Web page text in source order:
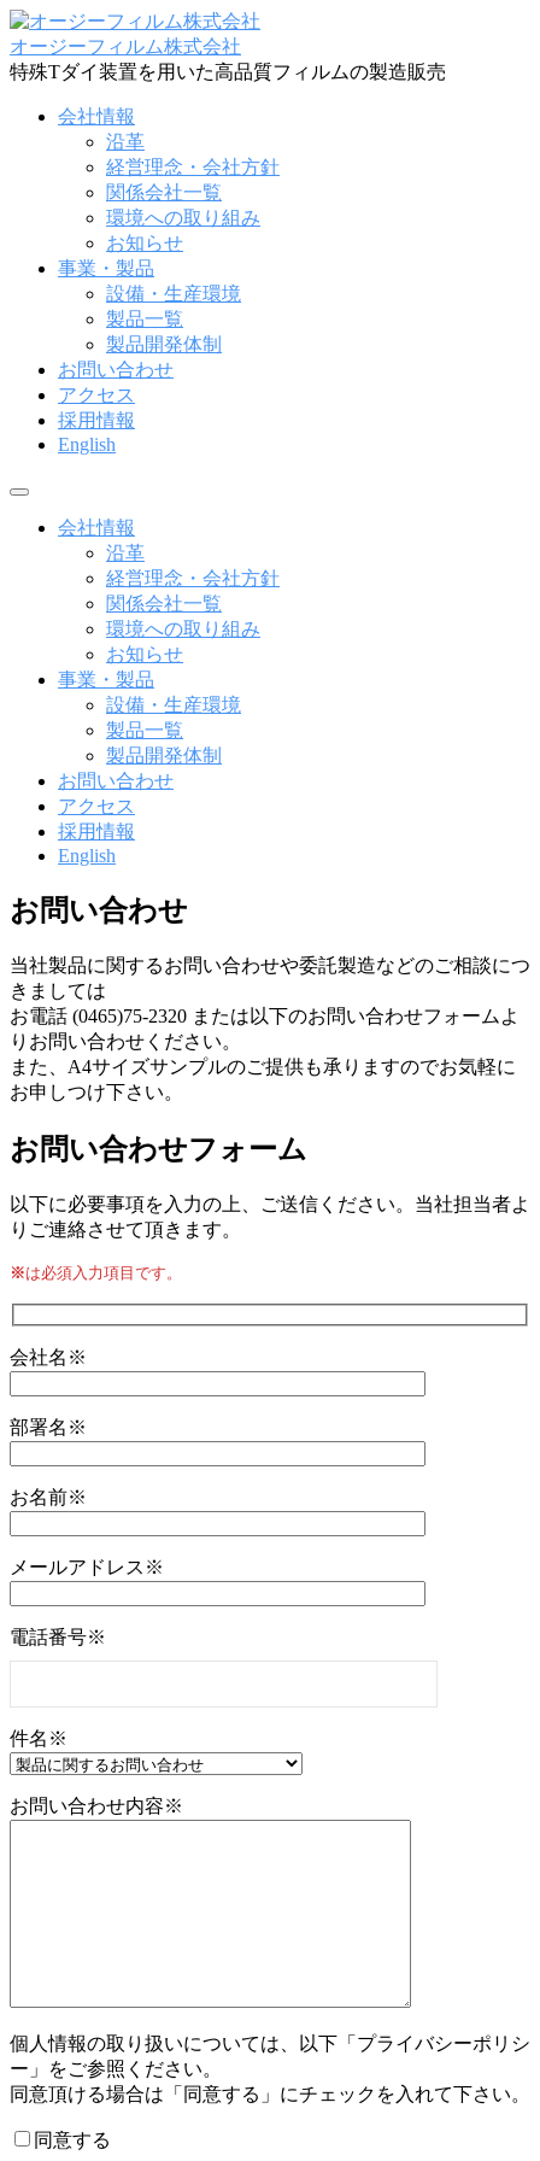
コ
ン
テ
オージーフィルム株式会社
特殊Tダイ装置を用いた高品質フィルムの製造販売
会社情報
沿革
経営理念・会社方針
関係会社一覧
環境への取り組み
お知らせ
事業・製品
設備・生産環境
製品一覧
製品開発体制
お問い合わせ
アクセス
採用情報
English
メ
会社情報
沿革
経営理念・会社方針
関係会社一覧
環境への取り組み
お知らせ
事業・製品
設備・生産環境
製品一覧
製品開発体制
お問い合わせ
アクセス
採用情報
English
お問い合わせ
お
問
い
合
わ
せ
月
2021
by
Taniguchi
当社製品に関するお問い合わせや委託製造などのご相談につ
きましては
お電話 (0465)75-2320 または以下のお問い合わせフォームよ
りお問い合わせください。
また、A4サイズサンプルのご提供も承りますのでお気軽に
お申しつけ下さい。
お問い合わせフォーム
以下に必要事項を入力の上、ご送信ください。当社担当者よ
りご連絡させて頂きます。
※は必須入力項目です。
会社名※
部署名※
お名前※
メールアドレス※
電話番号※
件名※
お問い合わせ内容※
個人情報の取り扱いについては、以下「プライバシーポリシ
ー」をご参照ください。
同意頂ける場合は「同意する」にチェックを入れて下さい。
同意する